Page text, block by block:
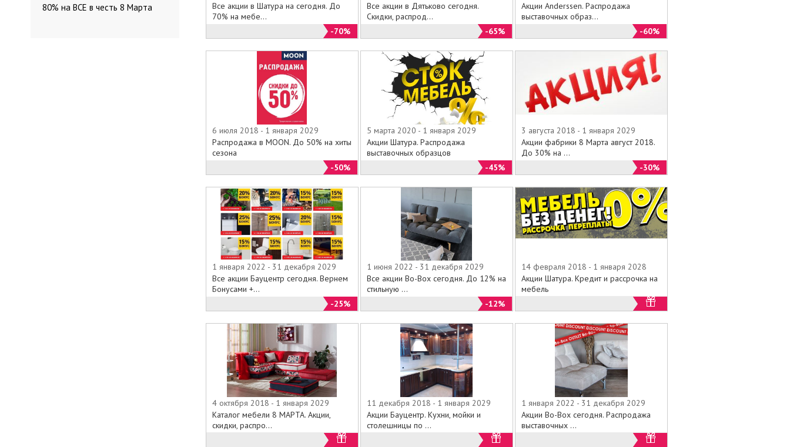
Все акции в Шатура на сегодня. До
70% на мебе...
-70%
Все акции в Дятьково сегодня.
Скидки, распрод...
-65%
Акции Anderssen. Распродажа
выставочных образ...
-60%
6 июля 2018 - 1 января 2029
Распродажа в MOON. До 50% на хиты
сезона
-50%
5 марта 2020 - 1 января 2029
Акции Шатура. Распродажа
выставочных образцов
-45%
3 августа 2018 - 1 января 2029
Акции фабрики 8 Марта август 2018.
До 30% на ...
-30%
1 января 2022 - 31 декабря 2029
Все акции Бауцентр сегодня. Вернем
Бонусами +...
-25%
1 июня 2022 - 31 декабря 2029
Все акции Bo-Box сегодня. До 12% на
стильную ...
-12%
14 февраля 2018 - 1 января 2028
Акции Шатура. Кредит и рассрочка на
мебель
4 октября 2018 - 1 января 2029
Каталог мебели 8 МАРТА. Акции,
скидки, распро...
11 декабря 2018 - 1 января 2029
Акции Бауцентр. Кухни, мойки и
столешницы по ...
1 января 2022 - 31 декабря 2029
Акции Bo-Box сегодня. Распродажа
выставочных ...
80% на ВСЕ в честь 8 Марта